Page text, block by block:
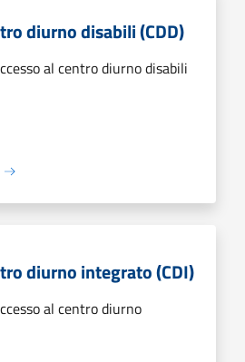
diurno disabili (CDD)
al centro diurno disabili
diurno integrato (CDI)
al centro diurno